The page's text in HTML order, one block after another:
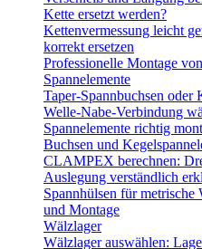
Kette ersetzt werden?
Kettenvermessung leicht
korrekt ersetzen
Professionelle Montage
Spannelemente
Taper-Spannbuchsen oder
Welle-Nabe-Verbindung
Spannelemente richtig
Buchsen und
CLAMPEX berechnen:
Auslegung verständlich
Spannhülsen für
und Montage
Wälzlager
Wälzlager auswählen: